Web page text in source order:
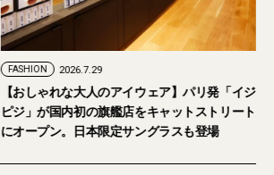
FASHION 2026.7.29
【おしゃれな大人のアイウェア】パリ発「イジ
ピジ」が国内初の旗艦店をキャットストリート
にオープン。日本限定サングラスも登場